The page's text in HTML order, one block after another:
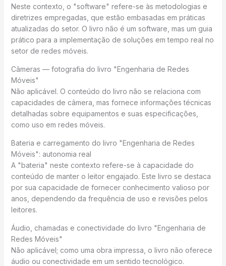
Neste contexto, o "software" refere-se às metodologias e
diretrizes empregadas, que estão embasadas em práticas
atualizadas do setor. O livro não é um software, mas um guia
prático para a implementação de soluções em tempo real no
setor de redes móveis.
Câmeras — fotografia do livro "Engenharia de Redes
Móveis"
Não aplicável. O conteúdo do livro não se relaciona com
capacidades de câmera, mas fornece informações técnicas
detalhadas sobre equipamentos e suas especificações,
como uso em redes móveis.
Bateria e carregamento do livro "Engenharia de Redes
Móveis": autonomia real
A "bateria" neste contexto refere-se à capacidade do
conteúdo de manter o leitor engajado. Este livro se destaca
por sua capacidade de fornecer conhecimento valioso por
anos, dependendo da frequência de uso e revisões pelos
leitores.
Áudio, chamadas e conectividade do livro "Engenharia de
Redes Móveis"
Não aplicável; como uma obra impressa, o livro não oferece
áudio ou conectividade em um sentido tecnológico.